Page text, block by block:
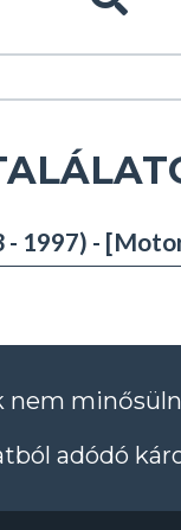
- 1997) -
adódó